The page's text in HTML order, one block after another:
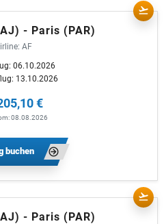
- Paris (PAR)
AF
06.10.2026
13.10.2026
€
08.08.2026
buchen
- Paris (PAR)